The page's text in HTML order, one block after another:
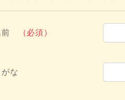
前 （必須）
な